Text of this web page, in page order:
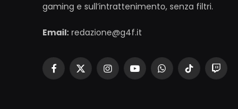
gaming e sull’intrattenimento, senza filtri.
Email: redazione@g4f.it
Facebook
X
InstagramYouTubeWhatsAppTikTokTwitch